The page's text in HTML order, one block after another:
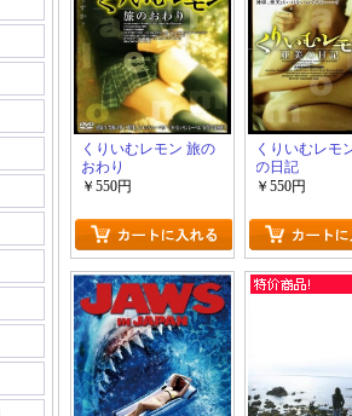
くりいむレモン 旅の
おわり
￥550円
くりいむレモ
の日記
￥550円